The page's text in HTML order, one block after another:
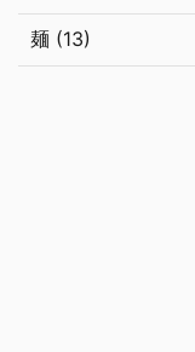
麺 (13)